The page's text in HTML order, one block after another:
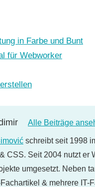
in Farbe und Bunt
für Webworker
Alle Beiträge
schreibt seit 1998
CSS. Seit 2004 nutzt er
umgesetzt. Neben
& mehrere IT-